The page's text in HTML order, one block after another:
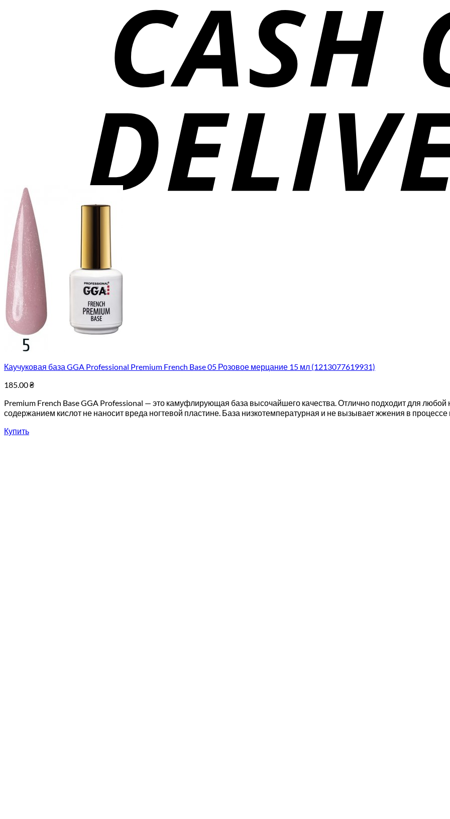
Каучуковая база GGA Professional Premium French Base 05 Розовое мерцание 15 мл (1213077619931)
185.00₴
Premium French Base GGA Professional — это камуфлирующая база высочайшего качества. Отлично подходит для
содержанием кислот не наносит вреда ногтевой пластине. База низкотемпературная и не вызывает жжения в
Купить